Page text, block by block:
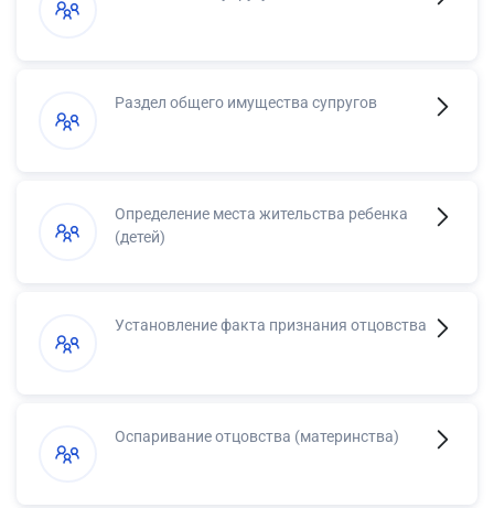
Раздел общего имущества супругов
Определение места жительства ребенка
(детей)
Установление факта признания отцовства
Оспаривание отцовства (материнства)